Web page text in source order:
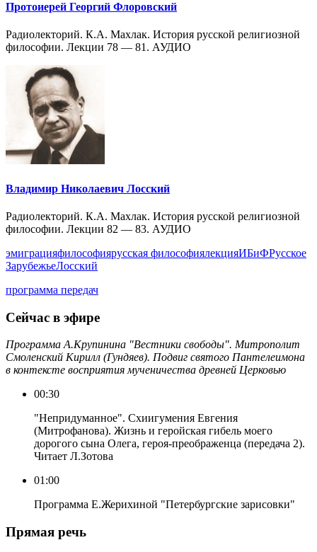
Протоиерей Георгий Флоровский
Радиолекторий. К.А. Махлак. История русской религиозной
философии. Лекции 78 — 81. АУДИО
Владимир Николаевич Лосский
Радиолекторий. К.А. Махлак. История русской религиозной
философии. Лекции 82 — 83. АУДИО
эмиграцияфилософиярусская философиялекцияИБиФРусское
ЗарубежьеЛосский
программа передач
Сейчас в эфире
Программа А.Крупинина "Вестники свободы". Митрополит
Смоленский Кирилл (Гундяев). Подвиг святого Пантелеимона
в контексте восприятия мученичества древней Церковью
00:30
"Непридуманное". Схиигумения Евгения
(Митрофанова). Жизнь и геройская гибель моего
дорогого сына Олега, героя-преображенца (передача 2).
Читает Л.Зотова
01:00
Программа Е.Жерихиной "Петербургские зарисовки"
Прямая речь